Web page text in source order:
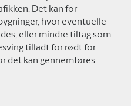
Det kan for
hvor eventuelle
eller mindre tiltag som
tilladt for rødt for
det kan gennemføres